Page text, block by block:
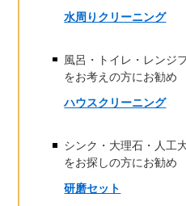
水周りクリーニング
風呂・トイレ・レンジ
をお考えの方にお勧め
ハウスクリーニング
シンク・大理石・人工
をお探しの方にお勧め
研磨セット